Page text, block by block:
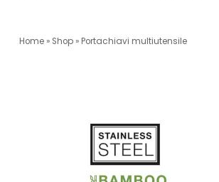
Home » Shop » Portachiavi multiutensile